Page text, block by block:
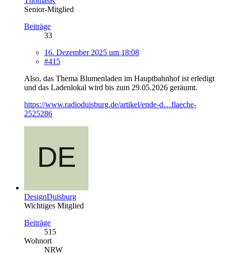
Senior-Mitglied
Beiträge
33
16. Dezember 2025 um 18:08
#415
Also, das Thema Blumenladen im Hauptbahnhof ist erledigt
und das Ladenlokal wird bis zum 29.05.2026 geräumt.
https://www.radioduisburg.de/artikel/ende-d…flaeche-
2525286
DesignDuisburg
Wichtiges Mitglied
Beiträge
515
Wohnort
NRW